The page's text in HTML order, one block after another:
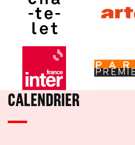
CALENDRIER